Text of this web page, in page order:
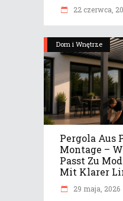
22 czerwca,
Dom i Wnętrze
Pergola Aus
Montage –
Passt Zu
Mit Klarer
29 maja, 2026